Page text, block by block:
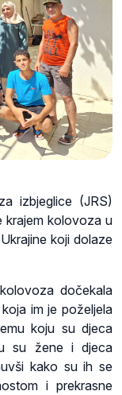
izbjeglice (JRS)
krajem kolovoza u
koji dolaze
dočekala
im je poželjela
koju su djeca
su žene i djeca
kako su ih se
i prekrasne